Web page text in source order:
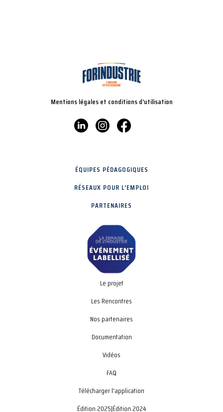
Mentions légales et conditions d'utilisation
ÉQUIPES PÉDAGOGIQUES
RÉSEAUX POUR L'EMPLOI
PARTENAIRES
Le projet
Les Rencontres
Nos partenaires
Documentation
Vidéos
FAQ
Télécharger l'application
Édition 2025|Édition 2024